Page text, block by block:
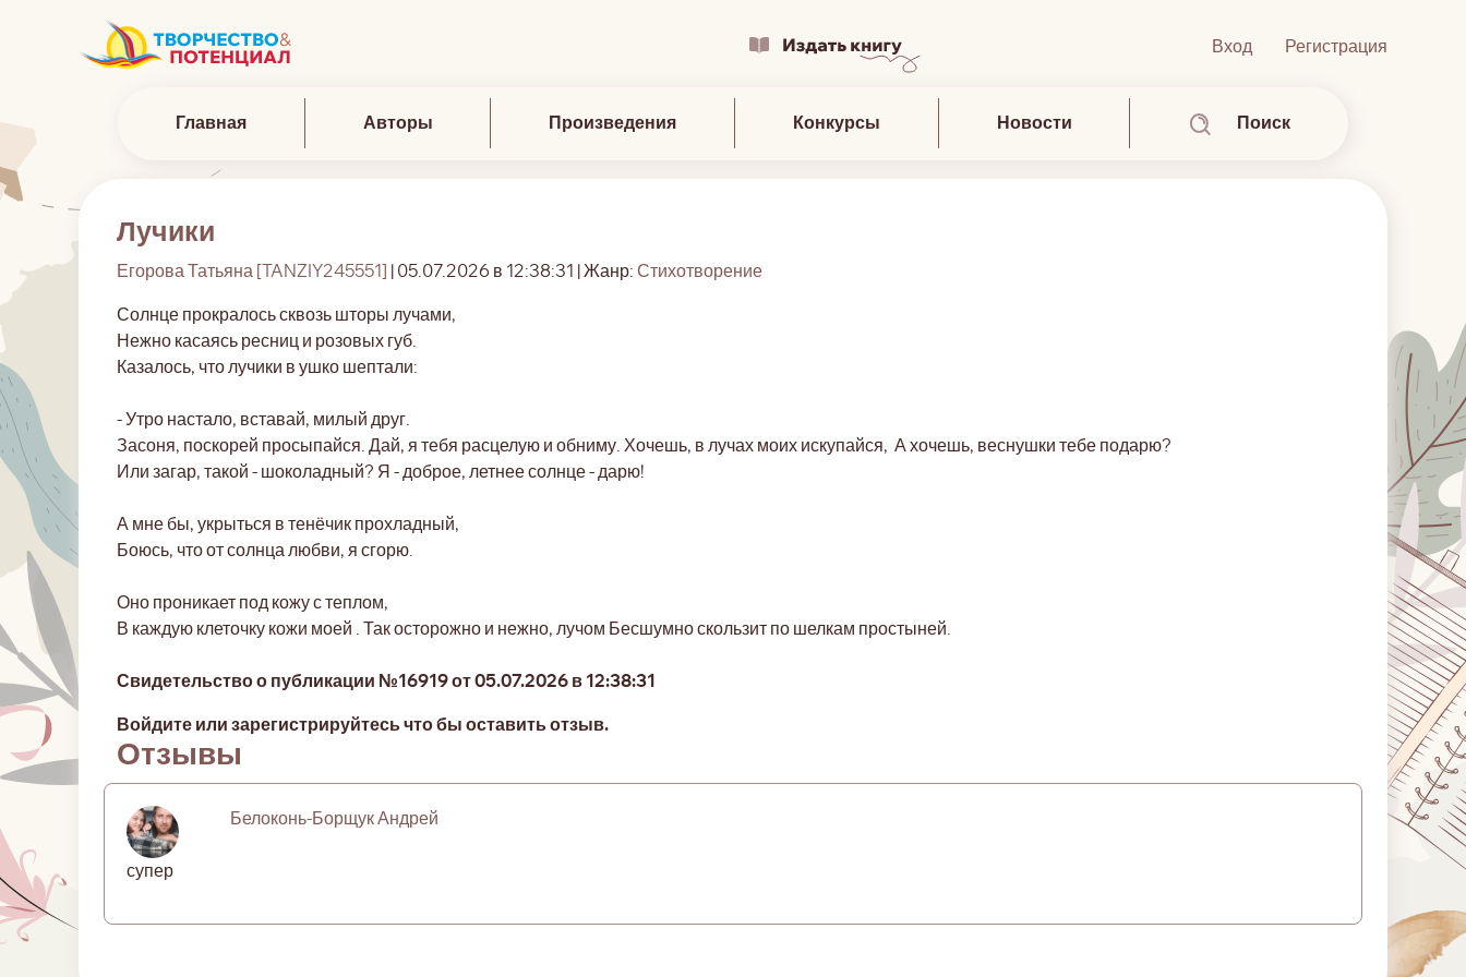
Вход Регистрация
Главная Авторы Произведения Конкурсы Новости Поиск
Лучики
Егорова Татьяна [TANZIY245551] | 05.07.2026 в 12:38:31 | Жанр: Стихотворение
Солнце прокралось сквозь шторы лучами,
Нежно касаясь ресниц и розовых губ.
Казалось, что лучики в ушко шептали:
- Утро настало, вставай, милый друг.
Засоня, поскорей просыпайся. Дай, я тебя расцелую и обниму. Хочешь, в лучах моих искупайся, А хочешь, веснушки тебе подарю?
Или загар, такой - шоколадный? Я - доброе, летнее солнце - дарю!
А мне бы, укрыться в тенёчик прохладный,
Боюсь, что от солнца любви, я сгорю.
Оно проникает под кожу с теплом,
В каждую клеточку кожи моей . Так осторожно и нежно, лучом Бесшумно скользит по шелкам простыней.
Свидетельство о публикации №16919 от 05.07.2026 в 12:38:31
Войдите или зарегистрируйтесь что бы оставить отзыв.
Отзывы
Белоконь-Борщук Андрей
супер